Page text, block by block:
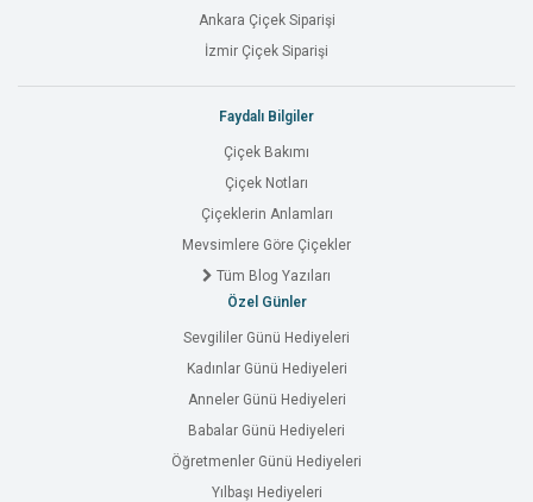
Ankara Çiçek Siparişi
İzmir Çiçek Siparişi
Faydalı Bilgiler
Çiçek Bakımı
Çiçek Notları
Çiçeklerin Anlamları
Mevsimlere Göre Çiçekler
Tüm Blog Yazıları
Özel Günler
Sevgililer Günü Hediyeleri
Kadınlar Günü Hediyeleri
Anneler Günü Hediyeleri
Babalar Günü Hediyeleri
Öğretmenler Günü Hediyeleri
Yılbaşı Hediyeleri